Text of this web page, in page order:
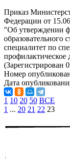
Приказ
Федерации от
"Об утверждении
образовательного
специалитет по
профилактическое
(Зарегистрирован
Номер
Дата
1 10 20 50 ВСЕ
1 ... 20 21 22 23